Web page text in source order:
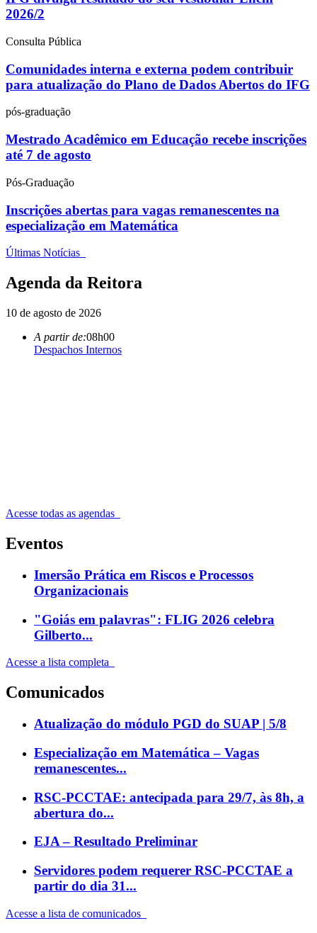
2026/2
Consulta Pública
Comunidades interna e externa podem contribuir
para atualização do Plano de Dados Abertos do IFG
pós-graduação
Mestrado Acadêmico em Educação recebe inscrições
até 7 de agosto
Pós-Graduação
Inscrições abertas para vagas remanescentes na
especialização em Matemática
Últimas Notícias
Agenda da Reitora
10 de agosto de 2026
A partir de:08h00
Despachos Internos
Acesse todas as agendas
Eventos
Imersão Prática em Riscos e Processos
Organizacionais
"Goiás em palavras": FLIG 2026 celebra
Gilberto...
Acesse a lista completa
Comunicados
Atualização do módulo PGD do SUAP | 5/8
Especialização em Matemática – Vagas
remanescentes...
RSC-PCCTAE: antecipada para 29/7, às 8h, a
abertura do...
EJA – Resultado Preliminar
Servidores podem requerer RSC-PCCTAE a
partir do dia 31...
Acesse a lista de comunicados